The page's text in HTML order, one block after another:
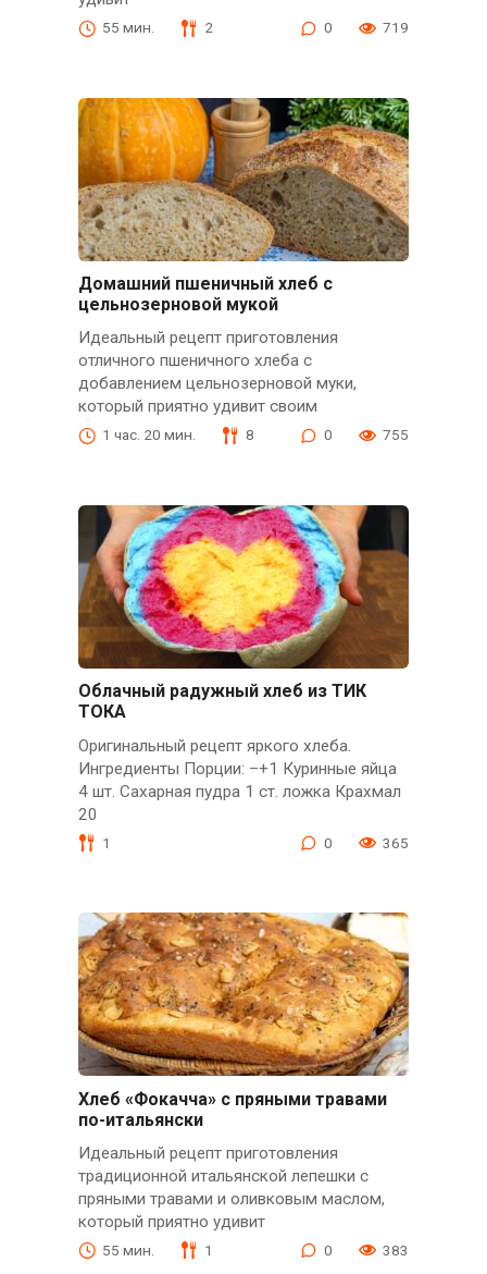
55 мин. 2 0 719
Домашний пшеничный хлеб с
цельнозерновой мукой
Идеальный рецепт приготовления
отличного пшеничного хлеба с
добавлением цельнозерновой муки,
который приятно удивит своим
1 час. 20 мин. 8 0 755
Облачный радужный хлеб из ТИК
ТОКА
Оригинальный рецепт яркого хлеба.
Ингредиенты Порции: –+1 Куринные яйца
4 шт. Сахарная пудра 1 ст. ложка Крахмал
20
1 0 365
Хлеб «Фокачча» с пряными травами
по-итальянски
Идеальный рецепт приготовления
традиционной итальянской лепешки с
пряными травами и оливковым маслом,
который приятно удивит
55 мин. 1 0 383